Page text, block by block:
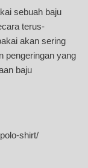
sebuah baju
terus-
akan sering
pengeringan yang
baju
shirt/